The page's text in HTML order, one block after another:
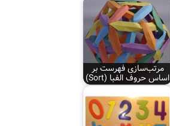
مرتب‌‌سازی فهرست بر
اساس حروف الفبا (Sort)‌